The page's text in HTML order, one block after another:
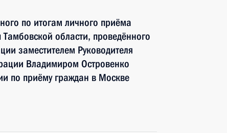
по итогам личного приёма
области, проведённого
заместителем Руководителя
Владимиром Островенко
по приёму граждан в Москве